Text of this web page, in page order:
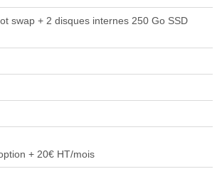
swap + 2 disques internes 250 Go SSD
+ 20€ HT/mois